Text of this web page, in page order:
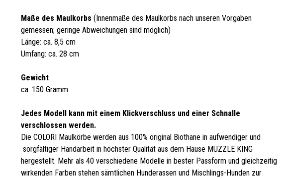
Maße des Maulkorbs(Innenmaße des Maulkorbs nach unseren Vorgaben
gemessen; geringe Abweichungen sind möglich)
Länge: ca. 8,5 cm
Umfang: ca. 28 cm
Gewicht
ca. 150 Gramm
Jedes Modell kann mit einem Klickverschluss und einer Schnalle
verschlossen werden.
Die COLORI Maulkörbe werden aus 100% original Biothane in aufwendiger und
sorgfältiger Handarbeit in höchster Qualität aus dem Hause MUZZLE KING
hergestellt. Mehr als 40 verschiedene Modelle in bester Passform und gleichzeitig
wirkenden Farben stehen sämtlichen Hunderassen und Mischlings-Hunden zur